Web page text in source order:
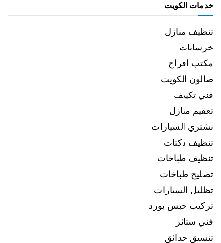
خدمات الكويت
تنظيف منازل
خرسانات
مكتب افراح
صالون الكويت
فني تكييف
تعقيم منازل
نشتري السيارات
تنظيف دكتات
تنظيف طباخات
تصليح طباخات
تظليل السيارات
تركيب جبس بورد
فني ستائر
تنسيق حدائق